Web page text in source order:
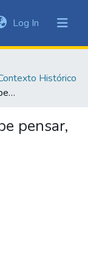
Log In (current)
Histórico
El pueblo colombiano debe pensar, escoger y elegir
pensar,